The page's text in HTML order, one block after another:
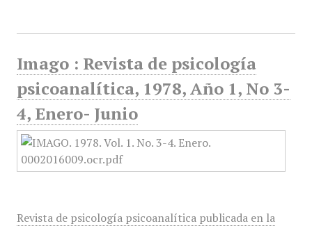
Imago : Revista de psicología
psicoanalítica, 1978, Año 1, No 3-
4, Enero- Junio
Revista de psicología psicoanalítica publicada en la